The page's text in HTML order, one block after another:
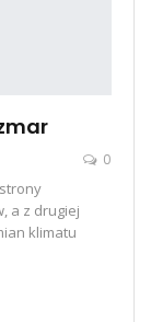
0
a z drugiej
klimatu